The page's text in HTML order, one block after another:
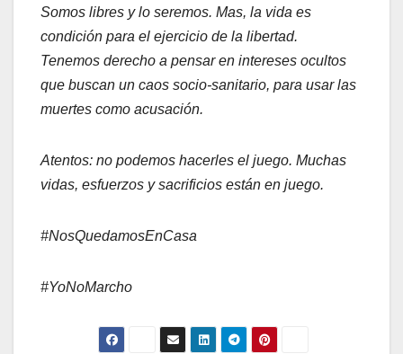
Somos libres y lo seremos. Mas, la vida es
condición para el ejercicio de la libertad.
Tenemos derecho a pensar en intereses ocultos
que buscan un caos socio-sanitario, para usar las
muertes como acusación.
Atentos: no podemos hacerles el juego. Muchas
vidas, esfuerzos y sacrificios están en juego.
#NosQuedamosEnCasa
#YoNoMarcho